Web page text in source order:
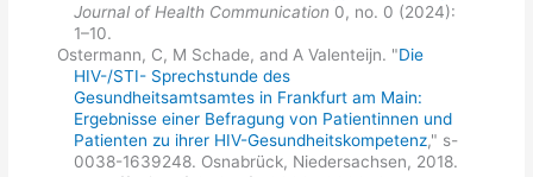
Journal of Health Communication 0, no. 0 (2024):
1–10.
Ostermann, C, M Schade, and A Valenteijn. "Die
HIV-/STI- Sprechstunde des
Gesundheitsamtsamtes in Frankfurt am Main:
Ergebnisse einer Befragung von Patientinnen und
Patienten zu ihrer HIV-Gesundheitskompetenz," s-
0038-1639248. Osnabrück, Niedersachsen, 2018.